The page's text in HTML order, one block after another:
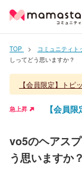
TOP コミュニティト
しってどう思いますか？
【会員限定】トピ
急上昇 【会員
vo5のヘアス
う思いますか？